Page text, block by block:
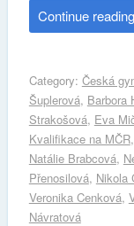
Continue reading
Category: Česká
Šuplerová, Barbora
Strakošová, Eva
Kvalifikace na MČR,
Natálie Brabcová,
Přenosilová, Nikola
Veronika Cenková,
Návratová